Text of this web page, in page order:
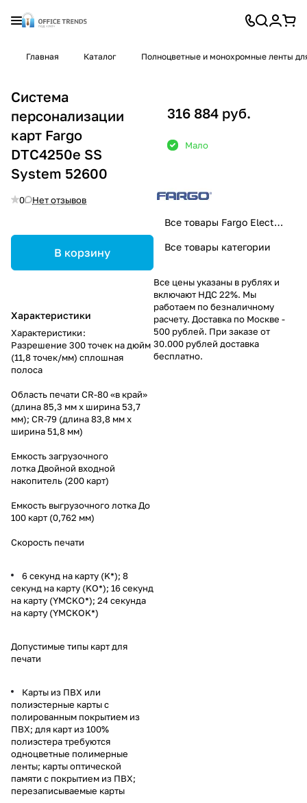
Главная Каталог Полноцветные и монохромные ленты
Система
персонализации
карт Fargo
DTC4250e SS
System 52600
0 Нет отзывов
В корзину
Характеристики
Характеристики:
Разрешение 300 точек на дюйм
(11,8 точек/мм) сплошная
полоса
Область печати CR-80 «в край»
(длина 85,3 мм x ширина 53,7
мм); CR-79 (длина 83,8 мм x
ширина 51,8 мм)
Емкость загрузочного
лотка Двойной входной
накопитель (200 карт)
Емкость выгрузочного лотка До
100 карт (0,762 мм)
Скорость печати
6 секунд на карту (K*); 8
секунд на карту (KO*); 16 секунд
на карту (YMCKO*); 24 секунда
на карту (YMCKOK*)
Допустимые типы карт для
печати
Карты из ПВХ или
полиэстерные карты с
полированным покрытием из
ПВХ; для карт из 100%
полиэстера требуются
одноцветные полимерные
ленты; карты оптической
памяти с покрытием из ПВХ;
перезаписываемые карты
316 884 руб.
Мало
Все товары Fargo Electronics, Inc
Все товары категории
Все цены указаны в рублях и
включают НДС 22%. Мы
работаем по безналичному
расчету. Доставка по Москве -
500 рублей. При заказе от
30.000 рублей доставка
бесплатно.